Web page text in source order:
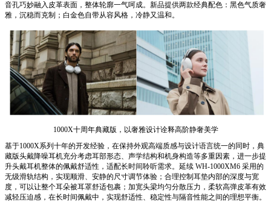
音孔巧妙融入皮革表面，整体轮廓一气呵成。新品提供两款经典配色：黑色气质奢
雅，沉稳而克制；白金色自带从容风格，冷静又温和。
1000X十周年典藏版，以奢雅设计诠释高阶静奢美学
基于1000X系列十年的开发经验，在保持外观高端质感与设计语言统一的同时，典
藏版头戴降噪耳机充分考虑耳部形态、声学结构和机身构造等多重因素，进一步提
升头戴耳机整体的佩戴舒适性，适配长时间聆听需求。延续 WH-1000XM6 采用的
无级滑轨结构，实现顺滑、安静的尺寸调节体验；合理控制耳垫内部的深度与宽
度，可以让整个耳朵被耳罩舒适包裹；加宽头梁均匀分散压力，柔软高弹皮革有效
减轻压迫感，在长时间佩戴中，实现舒适性、稳定性与隔音性能之间的理想平衡。